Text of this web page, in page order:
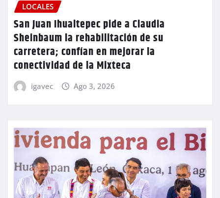
LOCALES
San Juan Ihualtepec pide a Claudia
Sheinbaum la rehabilitación de su
carretera; confían en mejorar la
conectividad de la Mixteca
igavec Ago 3, 2026